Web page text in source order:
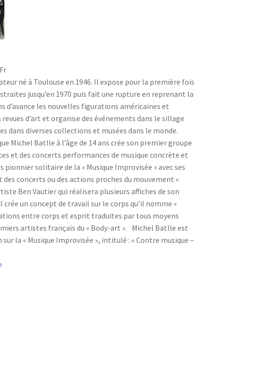
né à Toulouse en 1946. Il expose pour la première fois
jusqu’en 1970 puis fait une rupture en reprenant la
d’avance les nouvelles figurations américaines et
d’art et organise des événements dans le sillage
dans diverses collections et musées dans le monde.
Michel Batlle à l’âge de 14 ans crée son premier groupe
et des concerts performances de musique concrète et
solitaire de la « Musique Improvisée » avec ses
concerts ou des actions proches du mouvement «
Ben Vautier qui réalisera plusieurs affiches de son
un concept de travail sur le corps qu’il nomme «
entre corps et esprit traduites par tous moyens
artistes français du « Body-art ». Michel Batlle est
la « Musique Improvisée », intitulé : « Contre musique –